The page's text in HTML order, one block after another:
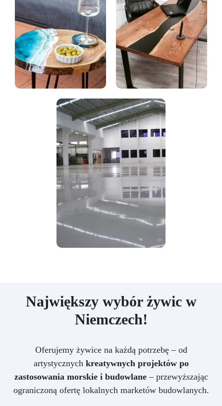
Największy wybór żywic w
Niemczech!
Oferujemy żywice na każdą potrzebę – od
artystycznych kreatywnych projektów po
zastosowania morskie i budowlane– przewyższając
ograniczoną ofertę lokalnych marketów budowlanych.